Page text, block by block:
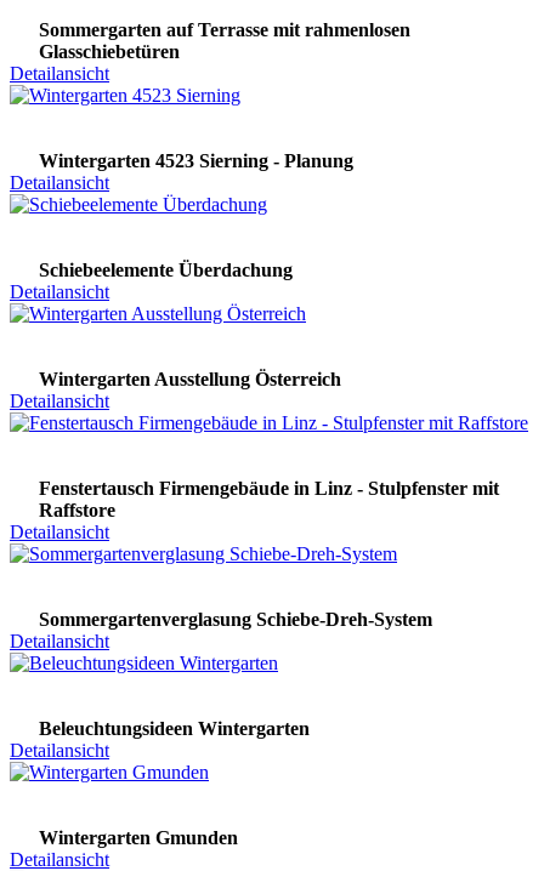
Sommergarten auf Terrasse mit rahmenlosen
Glasschiebetüren
Detailansicht
Wintergarten 4523 Sierning - Planung
Detailansicht
Schiebeelemente Überdachung
Detailansicht
Wintergarten Ausstellung Österreich
Detailansicht
Fenstertausch Firmengebäude in Linz - Stulpfenster mit
Raffstore
Detailansicht
Sommergartenverglasung Schiebe-Dreh-System
Detailansicht
Beleuchtungsideen Wintergarten
Detailansicht
Wintergarten Gmunden
Detailansicht